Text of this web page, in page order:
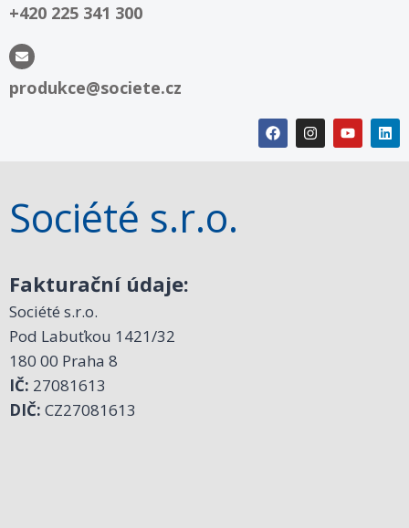
+420 225 341 300
produkce@societe.cz
Société s.r.o.
Fakturační údaje:
Société s.r.o.
Pod Labuťkou 1421/32
180 00 Praha 8
IČ: 27081613
DIČ: CZ27081613